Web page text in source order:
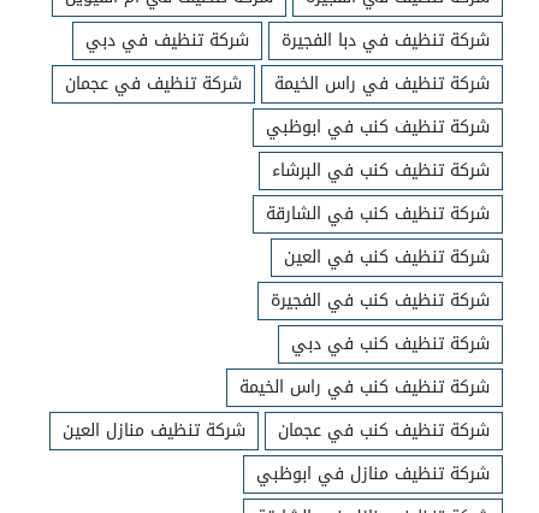
شركة تنظيف في دبا الفجيرة
شركة تنظيف في دبي
شركة تنظيف في راس الخيمة
شركة تنظيف في عجمان
شركة تنظيف كنب في ابوظبي
شركة تنظيف كنب في البرشاء
شركة تنظيف كنب في الشارقة
شركة تنظيف كنب في العين
شركة تنظيف كنب في الفجيرة
شركة تنظيف كنب في دبي
شركة تنظيف كنب في راس الخيمة
شركة تنظيف كنب في عجمان
شركة تنظيف منازل العين
شركة تنظيف منازل في ابوظبي